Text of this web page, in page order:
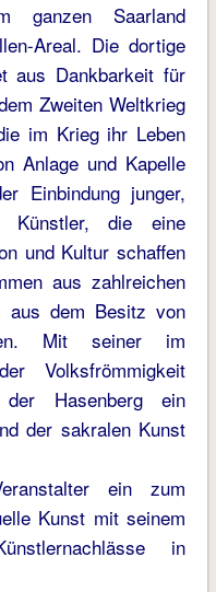
Saarland
Areal. Die dortige
aus Dankbarkeit für
Zweiten Weltkrieg
im Krieg ihr Leben
Anlage und Kapelle
Einbindung junger,
Künstler, die eine
und Kultur schaffen
aus zahlreichen
aus dem Besitz von
Mit seiner im
Volksfrömmigkeit
Hasenberg ein
der sakralen Kunst
ein zum
Kunst mit seinem
in